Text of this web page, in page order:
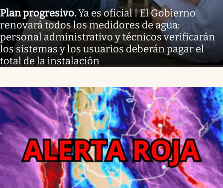
Plan progresivo.Ya es oficial | El Gobierno
renovará todos los medidores de agua:
personal administrativo y técnicos verificarán
los sistemas y los usuarios deberán pagar el
total de la instalación